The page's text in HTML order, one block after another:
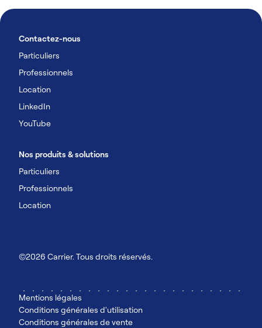
Contactez-nous
Particuliers
Professionnels
Location
LinkedIn
YouTube
Nos produits & solutions
Particuliers
Professionnels
Location
©2026 Carrier. Tous droits réservés.
Mentions légales
Conditions générales d'utilisation
Conditions générales de vente